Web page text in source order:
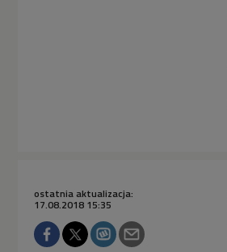
ostatnia aktualizacja:
17.08.2018 15:35